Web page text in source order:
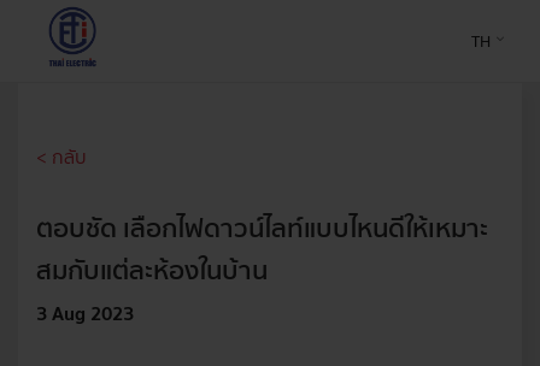
TH
< กลับ
ตอบชัด เลือกไฟดาวน์ไลท์แบบไหนดีให้เหมาะ
สมกับแต่ละห้องในบ้าน
3 Aug 2023